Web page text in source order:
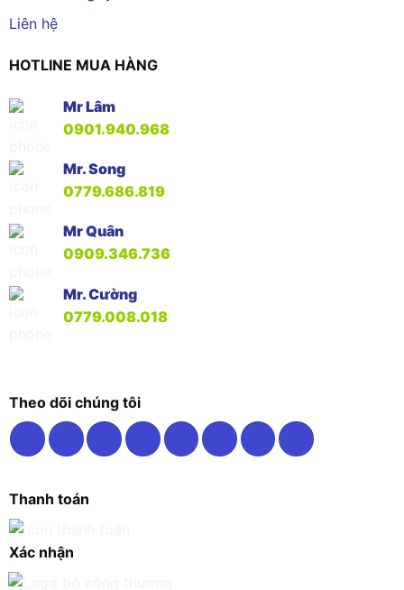
Liên hệ
HOTLINE MUA HÀNG
Mr Lâm
0901.940.968
Mr. Song
0779.686.819
Mr Quân
0909.346.736
Mr. Cường
0779.008.018
Theo dõi chúng tôi
Thanh toán
Xác nhận